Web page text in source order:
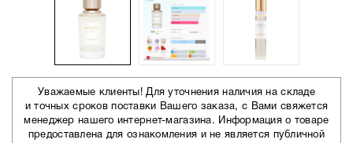
Уважаемые клиенты! Для уточнения наличия на складе
и точных сроков поставки Вашего заказа, с Вами свяжется
менеджер нашего интернет-магазина. Информация о товаре
предоставлена для ознакомления и не является публичной